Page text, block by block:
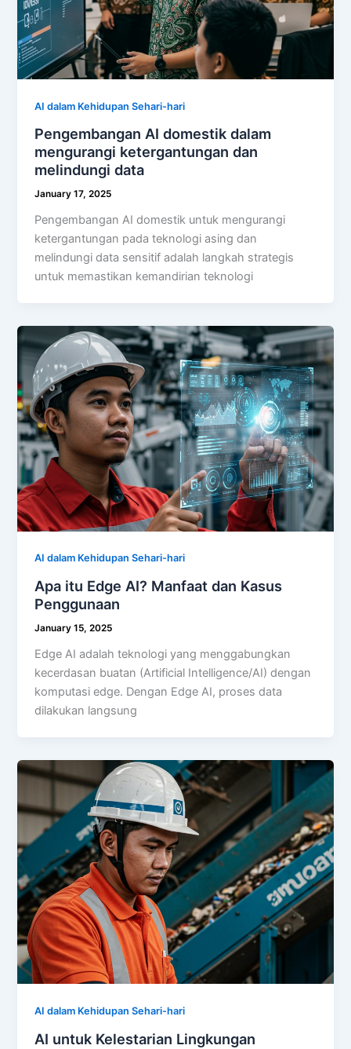
AI dalam Kehidupan Sehari-hari
Pengembangan AI domestik dalam
mengurangi ketergantungan dan
melindungi data
January 17, 2025
Pengembangan AI domestik untuk mengurangi
ketergantungan pada teknologi asing dan
melindungi data sensitif adalah langkah strategis
untuk memastikan kemandirian teknologi
AI dalam Kehidupan Sehari-hari
Apa itu Edge AI? Manfaat dan Kasus
Penggunaan
January 15, 2025
Edge AI adalah teknologi yang menggabungkan
kecerdasan buatan (Artificial Intelligence/AI) dengan
komputasi edge. Dengan Edge AI, proses data
dilakukan langsung
AI dalam Kehidupan Sehari-hari
AI untuk Kelestarian Lingkungan